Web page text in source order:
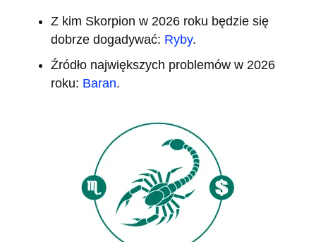
Z kim Skorpion w 2026 roku będzie się
dobrze dogadywać: Ryby.
Źródło największych problemów w 2026
roku: Baran.